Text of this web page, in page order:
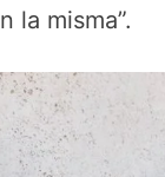
la misma”.